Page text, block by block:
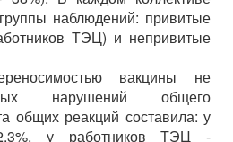
наблюдений: привитые
ТЭЦ) и непривитые
вакцины не
нарушений общего
общих реакций составила: у
у работников ТЭЦ -